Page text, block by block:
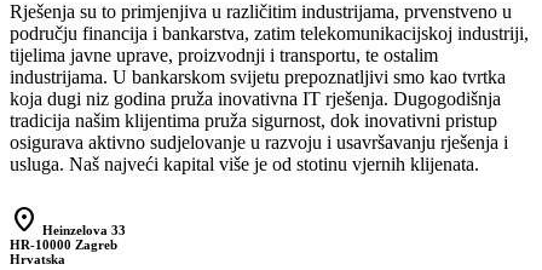
Rješenja su to primjenjiva u različitim industrijama, prvenstveno u
području financija i bankarstva, zatim telekomunikacijskoj industriji,
tijelima javne uprave, proizvodnji i transportu, te ostalim
industrijama. U bankarskom svijetu prepoznatljivi smo kao tvrtka
koja dugi niz godina pruža inovativna IT rješenja. Dugogodišnja
tradicija našim klijentima pruža sigurnost, dok inovativni pristup
osigurava aktivno sudjelovanje u razvoju i usavršavanju rješenja i
usluga. Naš najveći kapital više je od stotinu vjernih klijenata.
location_on Heinzelova 33
HR-10000 Zagreb
Hrvatska